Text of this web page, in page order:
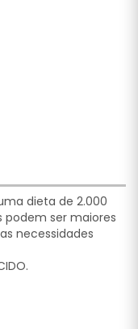
dieta de 2.000
podem ser maiores
necessidades